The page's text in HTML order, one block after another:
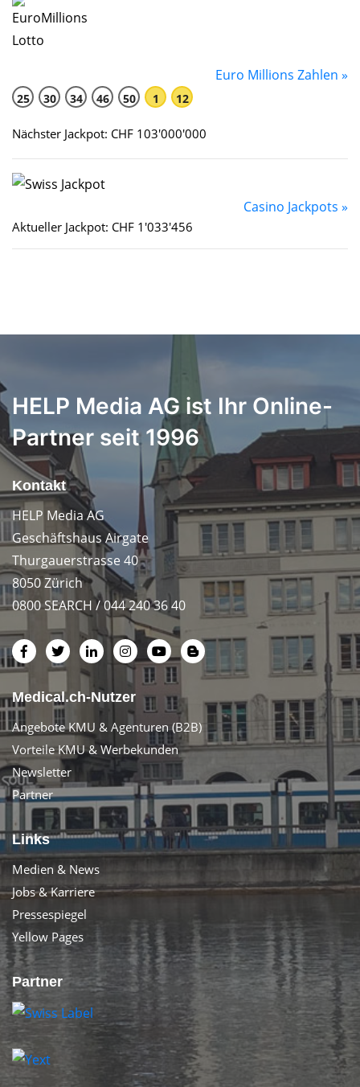
Euro Millions Zahlen »
25 30 34 46 50 1 12
Nächster Jackpot: CHF 103'000'000
Casino Jackpots »
Aktueller Jackpot: CHF 1'033'456
HELP Media AG ist Ihr Online-
Partner seit 1996
Kontakt
HELP Media AG
Geschäftshaus Airgate
Thurgauerstrasse 40
8050 Zürich
0800 SEARCH / 044 240 36 40
Medical.ch-Nutzer
Angebote KMU & Agenturen (B2B)
Vorteile KMU & Werbekunden
Newsletter
Partner
Links
Medien & News
Jobs & Karriere
Pressespiegel
Yellow Pages
Partner